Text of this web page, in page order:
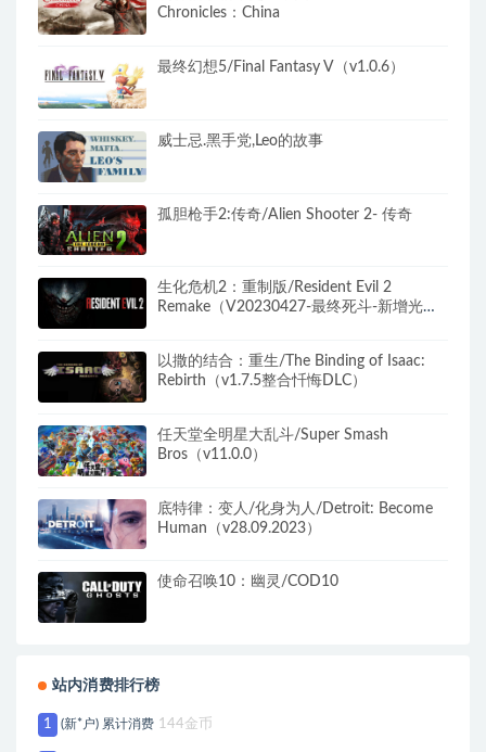
Chronicles：China
最终幻想5/Final Fantasy V（v1.0.6）
威士忌.黑手党,Leo的故事
孤胆枪手2:传奇/Alien Shooter 2- 传奇
生化危机2：重制版/Resident Evil 2
Remake（V20230427-最终死斗-新增光线
以撒的结合：重生/The Binding of Isaac:
Rebirth（v1.7.5整合忏悔DLC）
任天堂全明星大乱斗/Super Smash
Bros（v11.0.0）
底特律：变人/化身为人/Detroit: Become
Human（v28.09.2023）
使命召唤10：幽灵/COD10
站内消费排行榜
1 (新*户) 累计消费 144金币